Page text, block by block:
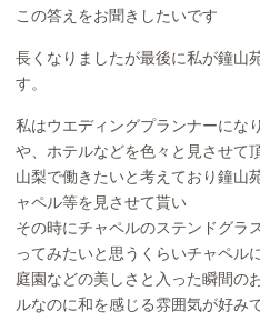
この答えをお聞きしたいです
長くなりましたが最後に私が鐘山
す。
私はウエディングプランナーにな
や、ホテルなどを色々と見させて
山梨で働きたいと考えており鐘山
ャペル等を見させて貰い
その時にチャペルのステンドグラ
ってみたいと思うくらいチャペル
庭園などの美しさと入った瞬間の
ルなのに和を感じる雰囲気が好み